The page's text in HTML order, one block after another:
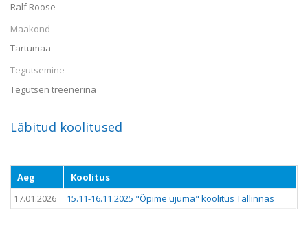
Ralf Roose
Maakond
Tartumaa
Tegutsemine
Tegutsen treenerina
Läbitud koolitused
Aeg
Koolitus
17.01.2026
15.11-16.11.2025 "Õpime ujuma" koolitus Tallinnas